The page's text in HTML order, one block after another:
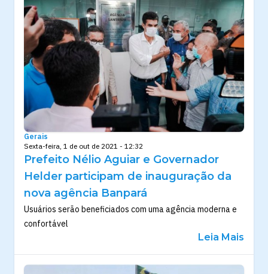
Gerais
Sexta-feira, 1 de out de 2021 - 12:32
Prefeito Nélio Aguiar e Governador
Helder participam de inauguração da
nova agência Banpará
Usuários serão beneficiados com uma agência moderna e
confortável
Leia Mais